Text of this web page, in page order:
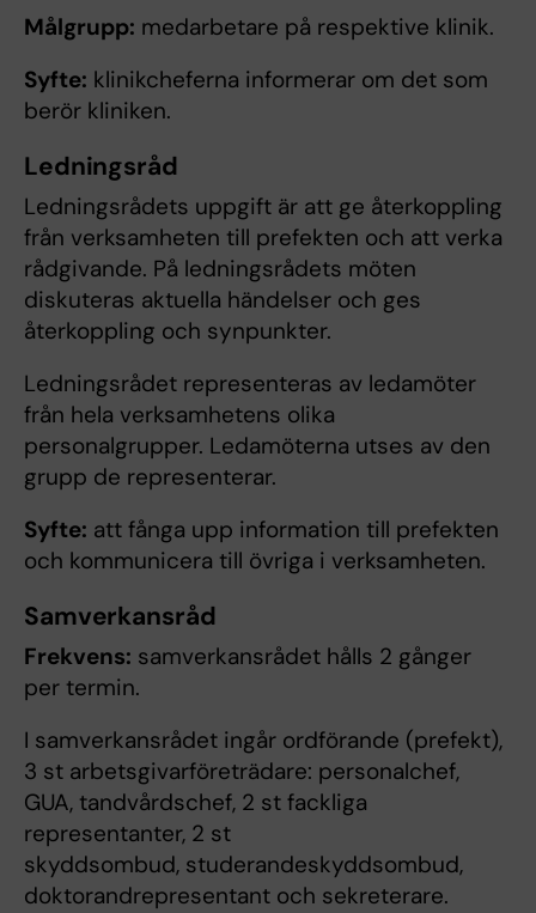
Målgrupp: medarbetare på respektive klinik.
Syfte: klinikcheferna informerar om det som
berör kliniken.
Ledningsråd
Ledningsrådets uppgift är att ge återkoppling
från verksamheten till prefekten och att verka
rådgivande. På ledningsrådets möten
diskuteras aktuella händelser och ges
återkoppling och synpunkter.
Ledningsrådet representeras av ledamöter
från hela verksamhetens olika
personalgrupper. Ledamöterna utses av den
grupp de representerar.
Syfte: att fånga upp information till prefekten
och kommunicera till övriga i verksamheten.
Samverkansråd
Frekvens: samverkansrådet hålls 2 gånger
per termin.
I samverkansrådet ingår ordförande (prefekt),​
3 st arbetsgivarföreträdare: personalchef,
GUA, tandvårdschef, 2 st fackliga
representanter,​ 2 st
skyddsombud, studerandeskydds­ombud,​
doktorandrepresentant och sekreterare.